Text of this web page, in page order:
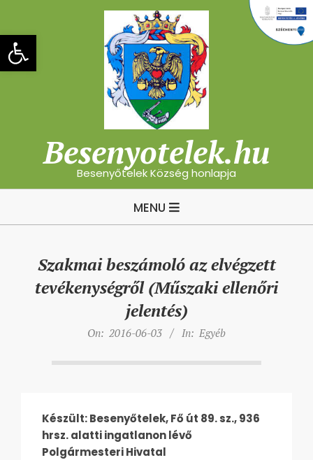
Eszköztár megnyitása
content
Besenyotelek.hu
Besenyőtelek Község honlapja
MENU
Szakmai beszámoló az elvégzett
tevékenységről (Műszaki ellenőri
jelentés)
On: 2016-06-03 In: Egyéb
Készült: Besenyőtelek, Fő út 89. sz., 936
hrsz. alatti ingatlanon lévő
Polgármesteri Hivatal